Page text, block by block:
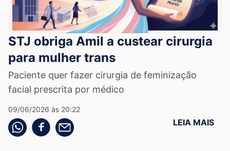
STJ obriga Amil a custear cirurgia
para mulher trans
Paciente quer fazer cirurgia de feminização
facial prescrita por médico
09/06/2026 às 20:22
Compartilhe pelo whatsapp
Compartilhar no facebook
Compartilhe pelo email LEIA MAIS